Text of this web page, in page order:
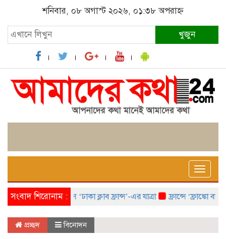
শনিবার, ০৮ অগাস্ট ২০২৬, ০১:৩৮ অপরাহ্ন
খুজুন
Toggle
সংবাদ শিরোনাম :প্যারিসে ‘ঢাকা ক্লাব ফ্রান্স’-এর যাত্রা ফ্রান্সে ‘ফ্রাঙ্কো
প্রচ্ছদ বিনোদন